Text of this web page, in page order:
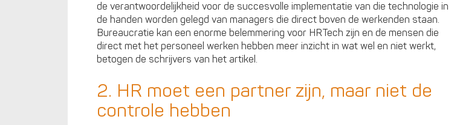
de verantwoordelijkheid voor de succesvolle implementatie van die technologie in
de handen worden gelegd van managers die direct boven de werkenden staan.
Bureaucratie kan een enorme belemmering voor HRTech zijn en de mensen die
direct met het personeel werken hebben meer inzicht in wat wel en niet werkt,
betogen de schrijvers van het artikel.
2. HR moet een partner zijn, maar niet de
controle hebben